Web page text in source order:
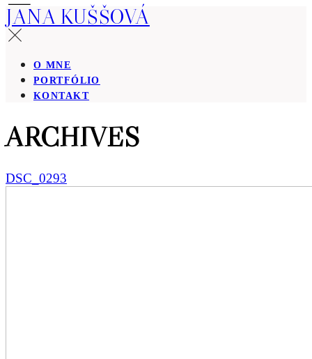
JANA KUŠŠOVÁ
O MNE
PORTFÓLIO
KONTAKT
ARCHIVES
DSC_0293